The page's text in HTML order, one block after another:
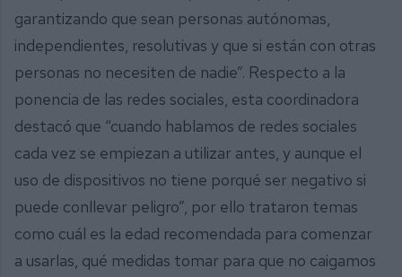
garantizando que sean personas autónomas,
independientes, resolutivas y que si están con otras
personas no necesiten de nadie”. Respecto a la
ponencia de las redes sociales, esta coordinadora
destacó que “cuando hablamos de redes sociales
cada vez se empiezan a utilizar antes, y aunque el
uso de dispositivos no tiene porqué ser negativo si
puede conllevar peligro”, por ello trataron temas
como cuál es la edad recomendada para comenzar
a usarlas, qué medidas tomar para que no caigamos